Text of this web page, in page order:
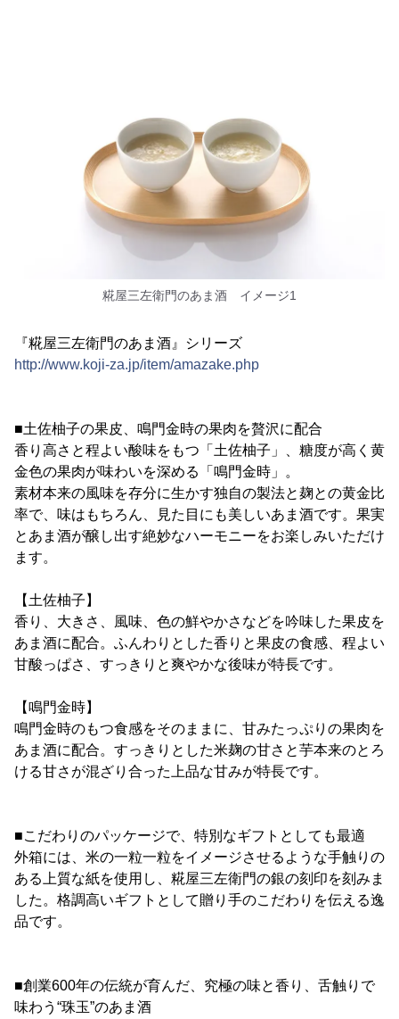
糀屋三左衛門のあま酒 イメージ1
『糀屋三左衛門のあま酒』シリーズ
http://www.koji-za.jp/item/amazake.php
■土佐柚子の果皮、鳴門金時の果肉を贅沢に配合
香り高さと程よい酸味をもつ「土佐柚子」、糖度が高く黄
金色の果肉が味わいを深める「鳴門金時」。
素材本来の風味を存分に生かす独自の製法と麹との黄金比
率で、味はもちろん、見た目にも美しいあま酒です。果実
とあま酒が醸し出す絶妙なハーモニーをお楽しみいただけ
ます。
【土佐柚子】
香り、大きさ、風味、色の鮮やかさなどを吟味した果皮を
あま酒に配合。ふんわりとした香りと果皮の食感、程よい
甘酸っぱさ、すっきりと爽やかな後味が特長です。
【鳴門金時】
鳴門金時のもつ食感をそのままに、甘みたっぷりの果肉を
あま酒に配合。すっきりとした米麹の甘さと芋本来のとろ
ける甘さが混ざり合った上品な甘みが特長です。
■こだわりのパッケージで、特別なギフトとしても最適
外箱には、米の一粒一粒をイメージさせるような手触りの
ある上質な紙を使用し、糀屋三左衛門の銀の刻印を刻みま
した。格調高いギフトとして贈り手のこだわりを伝える逸
品です。
■創業600年の伝統が育んだ、究極の味と香り、舌触りで
味わう“珠玉”のあま酒